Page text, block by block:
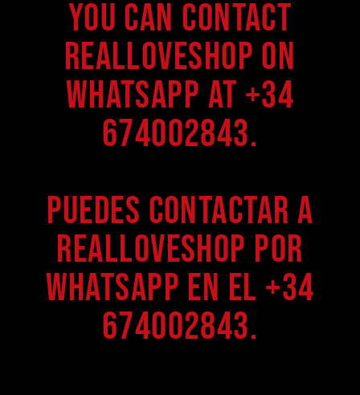
You can contact
Realloveshop on
WhatsApp at +34
674002843.
Puedes contactar a
Realloveshop por
WhatsApp en el +34
674002843.